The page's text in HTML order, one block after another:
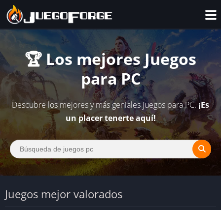
🏆 Los mejores Juegos
para PC
Descubre los mejores y más geniales juegos para PC. ¡Es
un placer tenerte aquí!
Juegos mejor valorados